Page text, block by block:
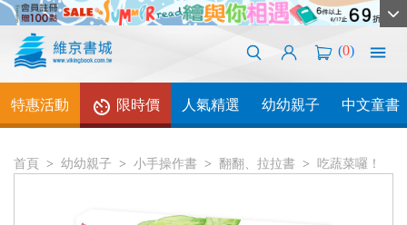
(0)
特惠活動 限時價 人氣精選 幼幼親子 中文童書
首頁 幼幼親子 小手操作書 翻翻、拉拉書 吃蔬菜囉！